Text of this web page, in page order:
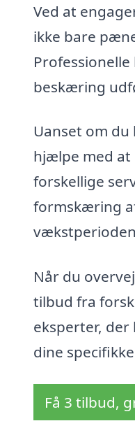
Ved at
ikke bare
beskæring
Uanset om
hjælpe med at
forskellige
formskæring
Når du
tilbud fra
eksperter,
dine
Få 3 tilbud,